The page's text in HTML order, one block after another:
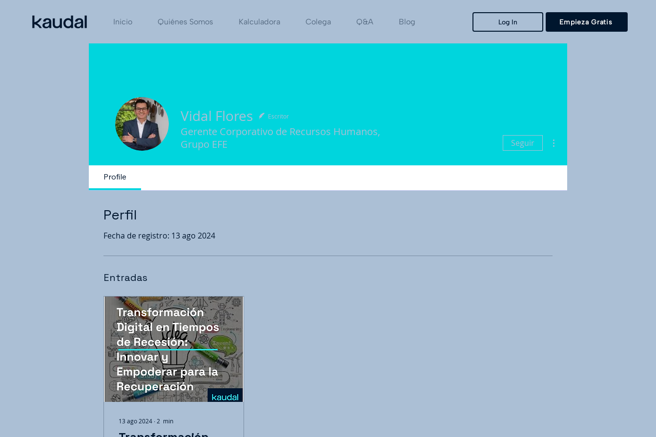
Inicio Quiénes Somos Kalculadora Colega Q&A Blog Log In Empieza Gratis
Vidal Flores Escritor
Gerente Corporativo de Recursos Humanos,
Grupo EFE
Seguir
Profile
Perfil
Fecha de registro: 13 ago 2024
Entradas
13 ago 2024 ∙ 2 min